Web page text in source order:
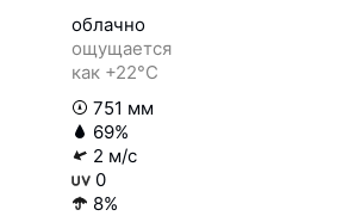
облачно
ощущается
как +22°C
751 мм
69%
2 м/с
0
8%